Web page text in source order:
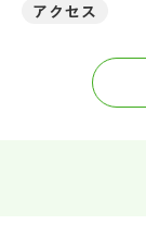
アクセス